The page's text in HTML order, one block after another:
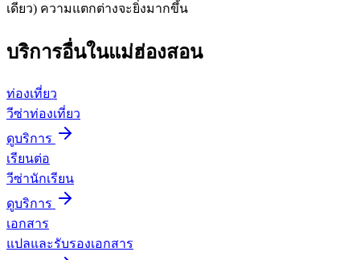
เดียว) ความแตกต่างจะยิ่งมากขึ้น
บริการอื่นในแม่ฮ่องสอน
ท่องเที่ยว
วีซ่าท่องเที่ยว
ดูบริการ
เรียนต่อ
วีซ่านักเรียน
ดูบริการ
เอกสาร
แปลและรับรองเอกสาร